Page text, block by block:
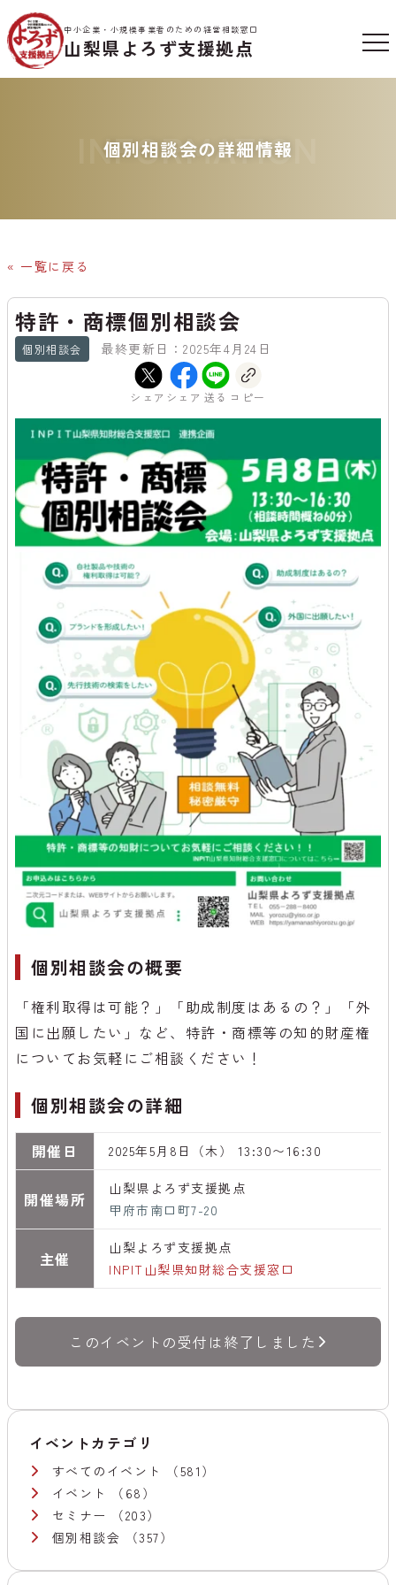
中小企業・小規模事業者のための経営相談窓口
山梨県よろず支援拠点
個別相談会の詳細情報
INFORMATION
« 一覧に戻る
特許・商標個別相談会
個別相談会 最終更新日：2025年4月24日
シェア シェア 送る コピー
個別相談会の概要
「権利取得は可能？」「助成制度はあるの？」「外
国に出願したい」など、特許・商標等の知的財産権
についてお気軽にご相談ください！
個別相談会の詳細
開催日 2025年5月8日（木） 13:30〜16:30
開催場所
山梨県よろず支援拠点
甲府市南口町7-20
主催
山梨よろず支援拠点
INPIT山梨県知財総合支援窓口
このイベントの受付は終了しました
イベントカテゴリ
すべてのイベント
（581）
イベント
（68）
セミナー
（203）
個別相談会
（357）